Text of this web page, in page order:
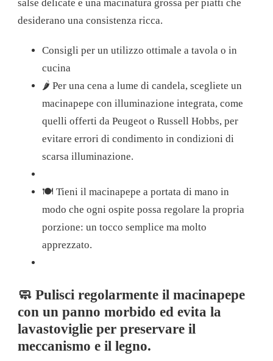
salse delicate e una macinatura grossa per piatti che
desiderano una consistenza ricca.
Consigli per un utilizzo ottimale a tavola o in
cucina
🌶️ Per una cena a lume di candela, scegliete un
macinapepe con illuminazione integrata, come
quelli offerti da Peugeot o Russell Hobbs, per
evitare errori di condimento in condizioni di
scarsa illuminazione.
🍽️ Tieni il macinapepe a portata di mano in
modo che ogni ospite possa regolare la propria
porzione: un tocco semplice ma molto
apprezzato.
🧼 Pulisci regolarmente il macinapepe
con un panno morbido ed evita la
lavastoviglie per preservare il
meccanismo e il legno.